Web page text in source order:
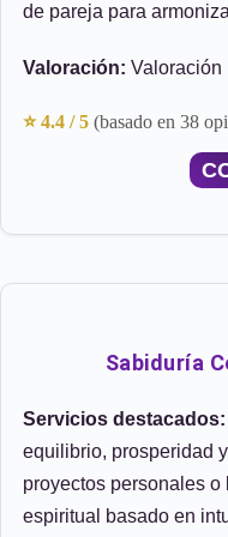
de pareja para
Valoración: Valoración
⭐ 4.4 / 5 (basado en 38
Sabiduría
Servicios destacados:
equilibrio, prosperidad
proyectos personales
espiritual basado en